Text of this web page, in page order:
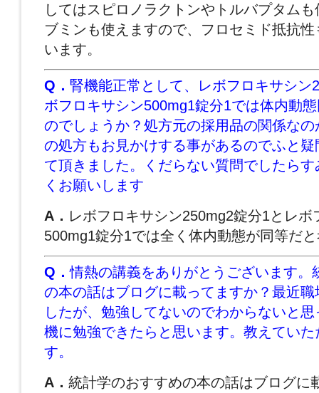
してはスピロノラクトンやトルバプタム
ブミンも使えますので、フロセミド抵抗
います。
Q． 腎機能正常として、レボフロキサシン
ボフロキサシン500mg1錠分1では体内動
のでしょうか？処方元の採用品の関係な
の処方もお見かけする事があるのでふと
て頂きました。くだらない質問でしたら
くお願いします
A． レボフロキサシン250mg2錠分1とレボ
500mg1錠分1では全く体内動態が同等だ
Q．情熱の講義をありがとうございます。
の本の話はブログに載ってますか？最近
したが、勉強してないのでわからないと
機に勉強できたらと思います。教えてい
す。
A． 統計学のおすすめの本の話はブログに